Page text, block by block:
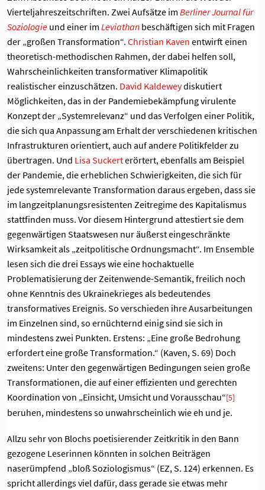
Vierteljahreszeitschriften. Zwei Aufsätze im Berliner Journal für
Soziologie und einer im Leviathan beschäftigen sich mit Fragen
der „großen Transformation“. Christian Kaven entwirft einen
theoretisch-methodischen Rahmen, der dabei helfen soll,
Wahrscheinlichkeiten transformativer Klimapolitik
realistischer einzuschätzen. David Kaldeweydiskutiert
Möglichkeiten, das in der Pandemiebekämpfung virulente
Konzept der „Systemrelevanz“ und das Verfolgen einer Politik,
die sich qua Anpassung am Erhalt der verschiedenen kritischen
Infrastrukturen orientiert, auch auf andere Politikfelder zu
übertragen. Und Lisa Suckerterörtert, ebenfalls am Beispiel
der Pandemie, die erheblichen Schwierigkeiten, die sich für
jede systemrelevante Transformation daraus ergeben, dass sie
im langzeitplanungsresistenten Zeitregime des Kapitalismus
stattfinden muss. Vor diesem Hintergrund attestiert sie dem
gegenwärtigen Staatswesen nur äußerst eingeschränkte
Wirksamkeit als „zeitpolitische Ordnungsmacht“. Im Ensemble
lesen sich die drei Essays wie eine hochaktuelle
Problematisierung der Zeitenwende-Semantik, freilich noch
ohne Kenntnis des Ukrainekrieges als bedeutendes
transformatives Ereignis. So verschieden ihre Ausarbeitungen
im Einzelnen sind, so ernüchternd einig sind sie sich in
mindestens zwei Punkten. Erstens: „Eine große Bedrohung
erfordert eine große Transformation.“ (Kaven, S. 69) Doch
zweitens: Unter den gegenwärtigen Bedingungen seien große
Transformationen, die auf einer effizienten und gerechten
Koordination von „Einsicht, Umsicht und Vorausschau“[5]
beruhen, mindestens so unwahrscheinlich wie eh und je.
Allzu sehr von Blochs poetisierender Zeitkritik in den Bann
gezogene Leserinnen könnten in solchen Beiträgen
naserümpfend „bloß Soziologismus“ (EZ, S. 124) erkennen. Es
spricht allerdings viel dafür, dass gerade sie etwas mehr